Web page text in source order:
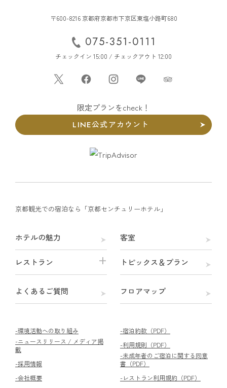
〒600-8216 京都府京都市下京区東塩小路町680
075-351-0111
チェックイン 15:00 / チェックアウト 12:00
限定プランをcheck！
LINE公式アカウント
京都観光での宿泊なら「京都センチュリーホテル」
ホテルの魅力 客室
レストラン トピックス＆プラン
よくあるご質問 フロアマップ
-環境活動への取り組み
-ニュースリリース / メディア掲
載
-採用情報
-会社概要
-宿泊約款（PDF）
-利用規則（PDF）
-未成年者のご宿泊に関する同意
書（PDF）
-レストラン利用規約（PDF）